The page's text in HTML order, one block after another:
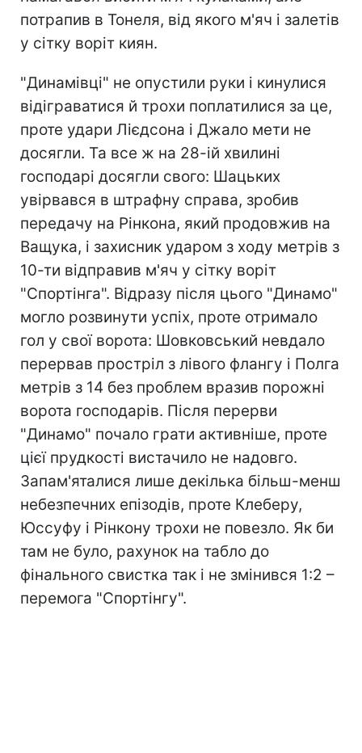
потрапив в Тонеля, від якого м'яч і залетів
у сітку воріт киян.
"Динамівці" не опустили руки і кинулися
відіграватися й трохи поплатилися за це,
проте удари Лієдсона і Джало мети не
досягли. Та все ж на 28-ій хвилині
господарі досягли свого: Шацьких
увірвався в штрафну справа, зробив
передачу на Рінкона, який продовжив на
Ващука, і захисник ударом з ходу метрів з
10-ти відправив м'яч у сітку воріт
"Спортінга". Відразу після цього "Динамо"
могло розвинути успіх, проте отримало
гол у свої ворота: Шовковський невдало
перервав простріл з лівого флангу і Полга
метрів з 14 без проблем вразив порожні
ворота господарів. Після перерви
"Динамо" почало грати активніше, проте
цієї прудкості вистачило не надовго.
Запам'яталися лише декілька більш-менш
небезпечних епізодів, проте Клеберу,
Юссуфу і Рінкону трохи не повезло. Як би
там не було, рахунок на табло до
фінального свистка так і не змінився 1:2 –
перемога "Спортінгу".